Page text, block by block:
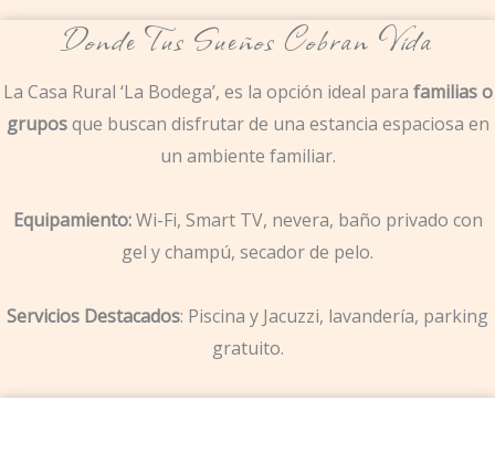
Donde Tus Sueños Cobran Vida
La Casa Rural ‘La Bodega’, es la opción ideal para familias o
gruposque buscan disfrutar de una estancia espaciosa en
un ambiente familiar.
Equipamiento:Wi-Fi, Smart TV, nevera, baño privado con
gel y champú, secador de pelo.
Servicios Destacados: Piscina y Jacuzzi, lavandería, parking
gratuito.